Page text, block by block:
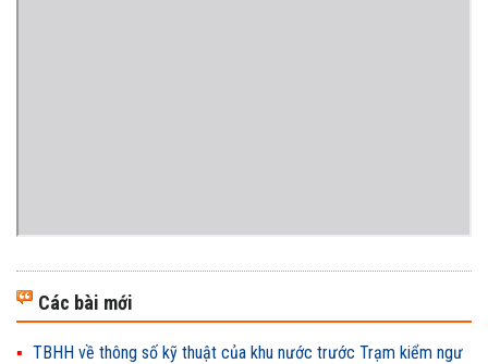
Các bài mới
TBHH về thông số kỹ thuật của khu nước trước Trạm kiểm ngư